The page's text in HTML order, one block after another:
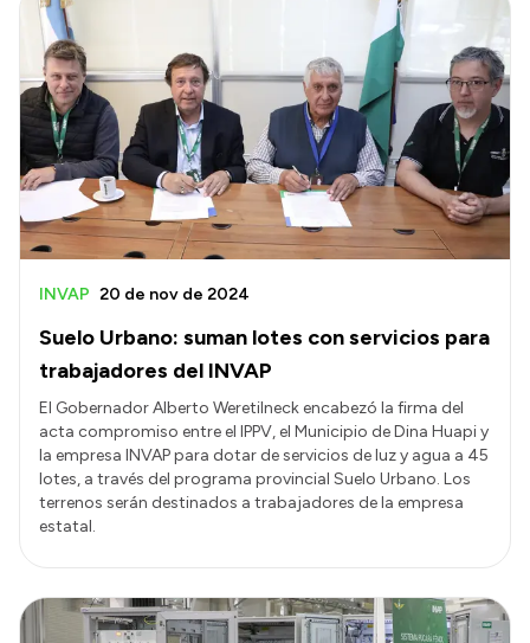
Suelo Urbano: suman lotes con servicios para
trabajadores del INVAP
INVAP 20 de nov de 2024
El Gobernador Alberto Weretilneck encabezó la firma del
acta compromiso entre el IPPV, el Municipio de Dina Huapi y
la empresa INVAP para dotar de servicios de luz y agua a 45
lotes, a través del programa provincial Suelo Urbano. Los
terrenos serán destinados a trabajadores de la empresa
estatal.